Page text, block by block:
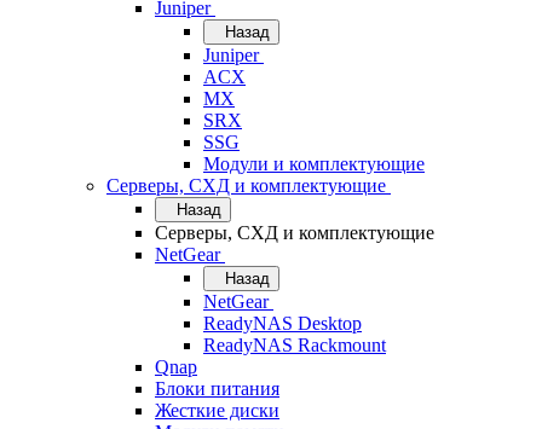
Juniper
Назад
Juniper
ACX
MX
SRX
SSG
Модули и комплектующие
Серверы, СХД и комплектующие
Назад
Серверы, СХД и комплектующие
NetGear
Назад
NetGear
ReadyNAS Desktop
ReadyNAS Rackmount
Qnap
Блоки питания
Жесткие диски